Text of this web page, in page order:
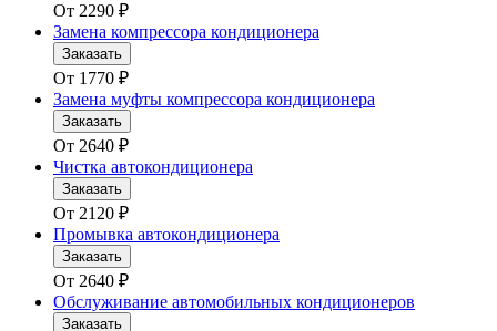
От 2290 ₽
Замена компрессора кондиционера
Заказать
От 1770 ₽
Замена муфты компрессора кондиционера
Заказать
От 2640 ₽
Чистка автокондиционера
Заказать
От 2120 ₽
Промывка автокондиционера
Заказать
От 2640 ₽
Обслуживание автомобильных кондиционеров
Заказать